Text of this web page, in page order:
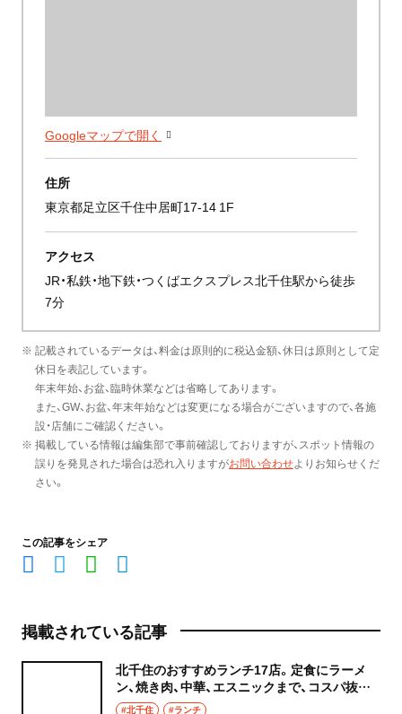
Googleマップで開く
住所
東京都足立区千住中居町17-14 1F
アクセス
JR・私鉄・地下鉄・つくばエクスプレス北千住駅から徒歩
7分
※ 記載されているデータは、料金は原則的に税込金額、休日は原則として定
休日を表記しています。
年末年始、お盆、臨時休業などは省略してあります。
また、GW、お盆、年末年始などは変更になる場合がございますので、各施
設・店舗にご確認ください。
※ 掲載している情報は編集部で事前確認しておりますが、スポット情報の
誤りを発見された場合は恐れ入りますがお問い合わせよりお知らせくだ
さい。
この記事をシェア
掲載されている記事
北千住のおすすめランチ17店。定食にラーメ
ン、焼き肉、中華、エスニックまで、コスパ抜群
な店もおしゃれな店も網羅してご紹介！
#北千住 #ランチ